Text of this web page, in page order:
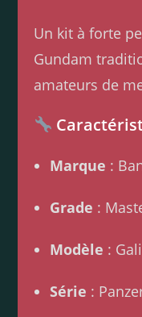
Un kit à forte
Gundam
amateurs de
Marque :
Grade :
Modèle :
Série :